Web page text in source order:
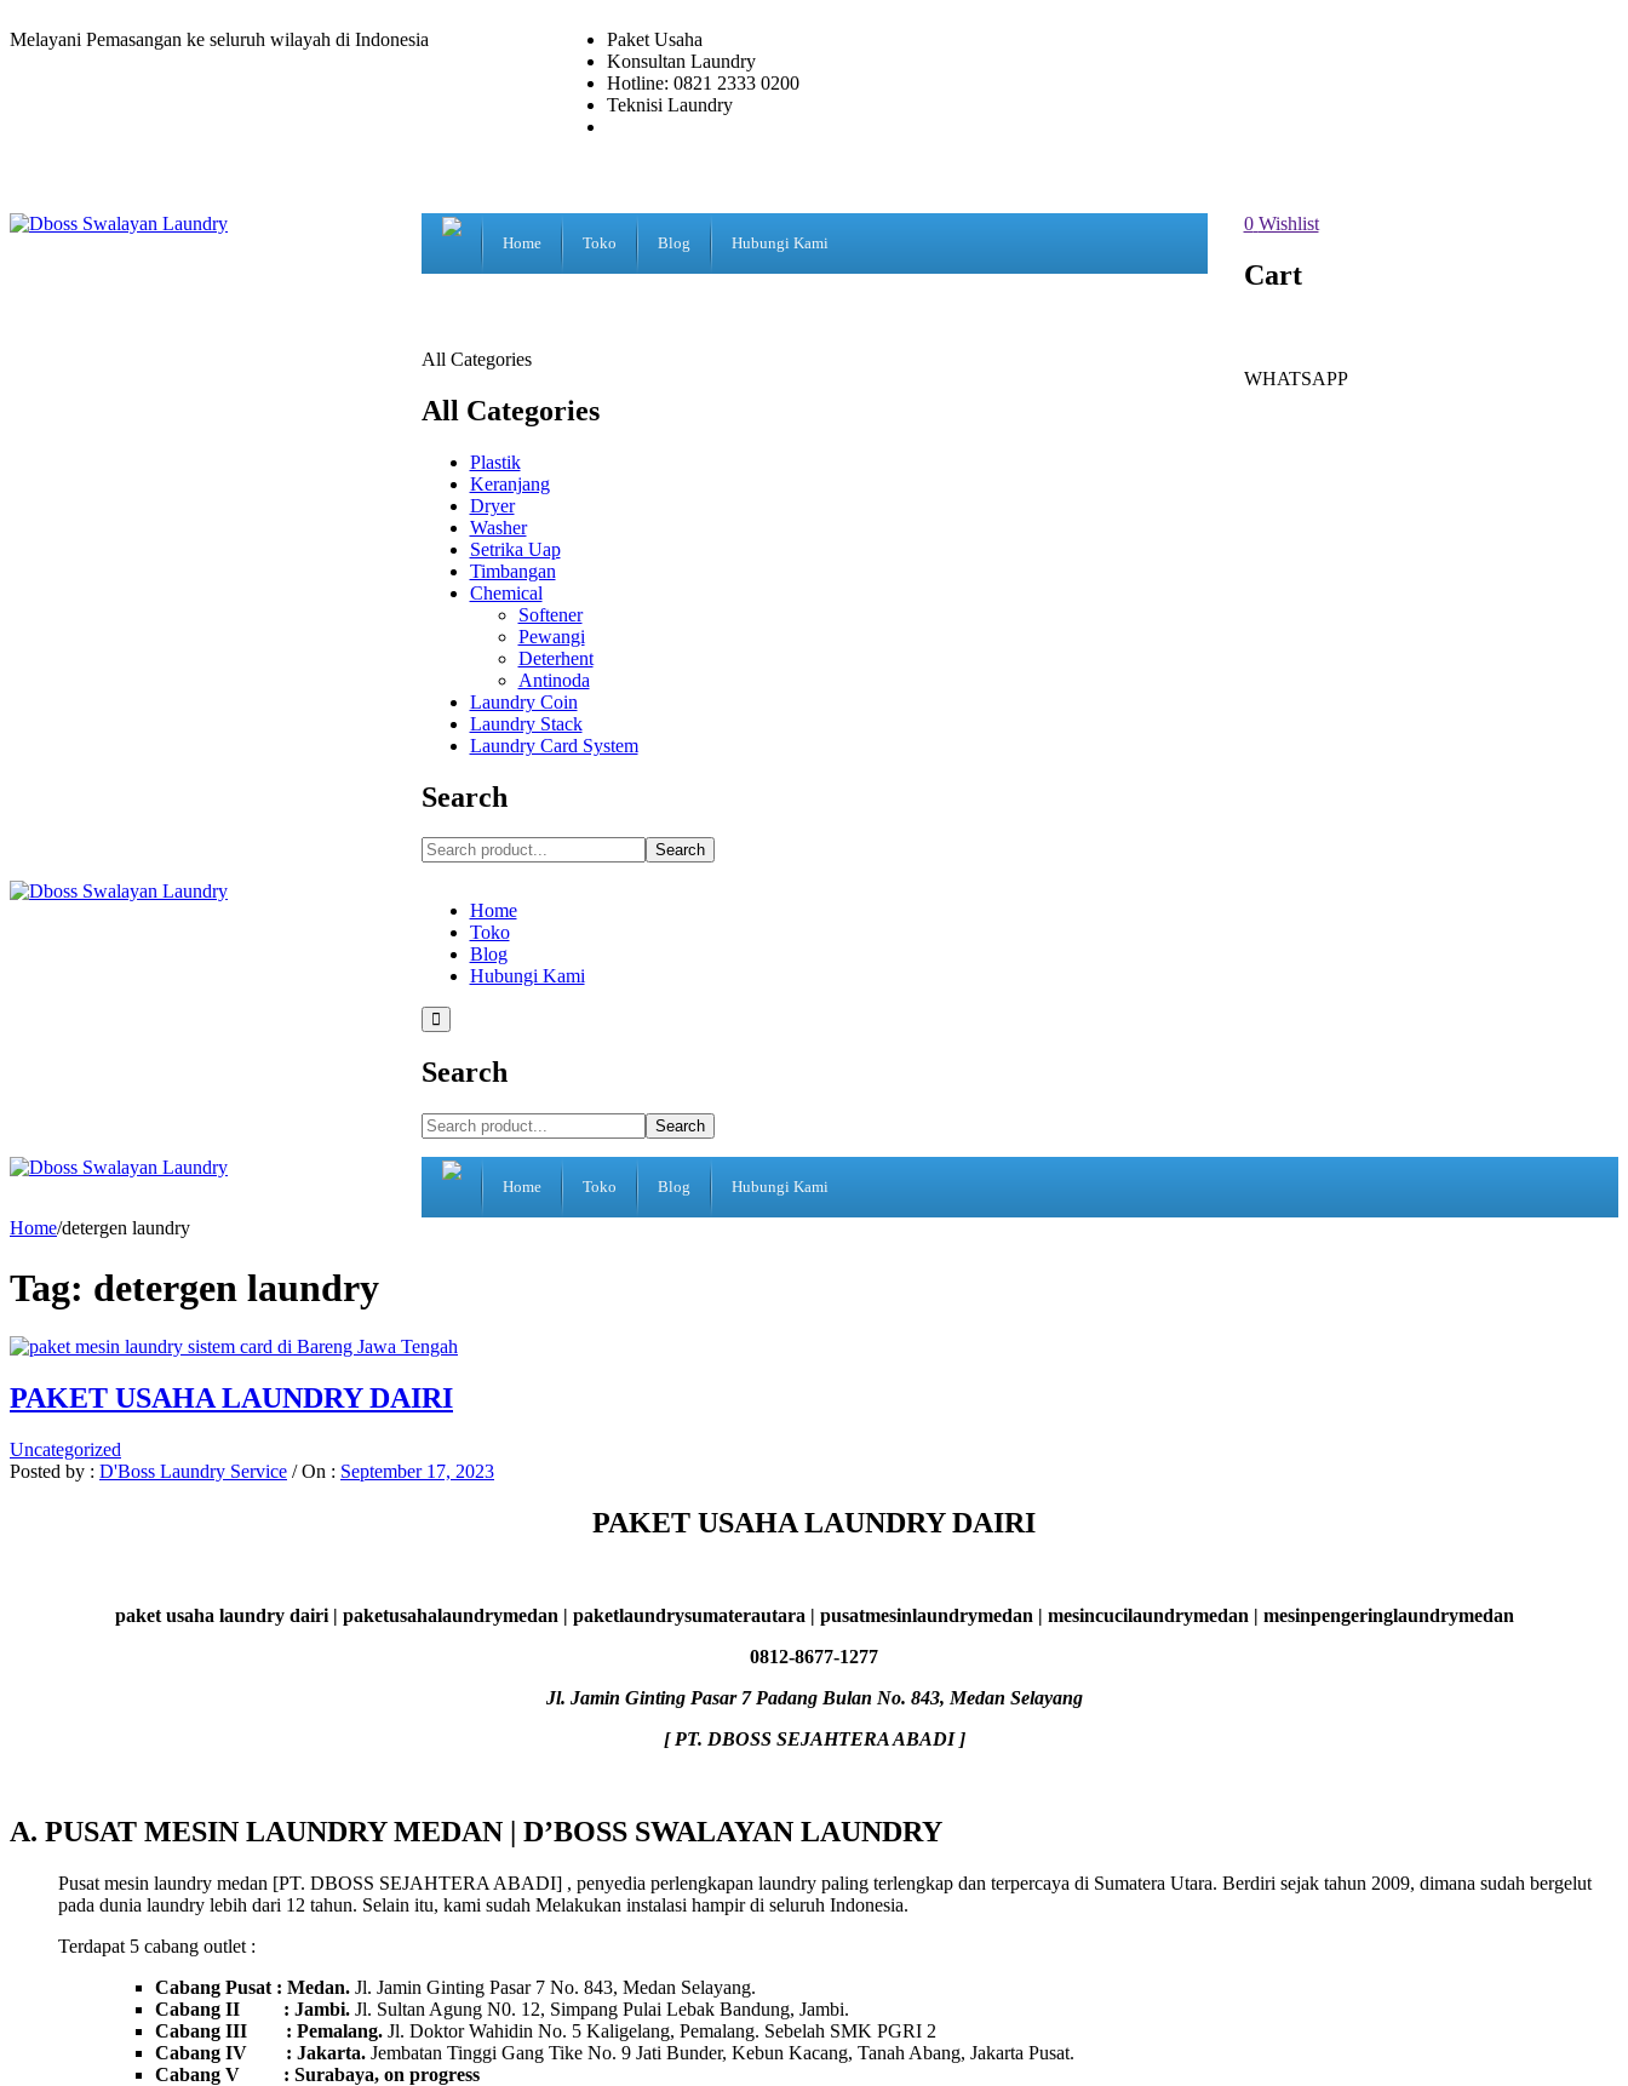
Melayani Pemasangan ke seluruh wilayah di Indonesia
Paket Usaha
Konsultan Laundry
Hotline: 0821 2333 0200
Teknisi Laundry
Home Toko Blog Hubungi Kami
0 Wishlist
Cart
All Categories
All Categories
Plastik
Keranjang
Dryer
Washer
Setrika Uap
Timbangan
Chemical
Softener
Pewangi
Deterhent
Antinoda
Laundry Coin
Laundry Stack
Laundry Card System
Search
Search
WHATSAPP
Home
Toko
Blog
Hubungi Kami
Search
Search
Home Toko Blog Hubungi Kami
Home/detergen laundry
Tag: detergen laundry
PAKET USAHA LAUNDRY DAIRI
Uncategorized
Posted by : D'Boss Laundry Service / On : September 17, 2023
PAKET USAHA LAUNDRY DAIRI
paket usaha laundry dairi | paketusahalaundrymedan | paketlaundrysumaterautara | pusatmesinlaundrymedan | mesincucilaundrymedan | mesinpengeringlaundrymedan
0812-8677-1277
Jl. Jamin Ginting Pasar 7 Padang Bulan No. 843, Medan Selayang
[ PT. DBOSS SEJAHTERA ABADI ]
A. PUSAT MESIN LAUNDRY MEDAN | D’BOSS SWALAYAN LAUNDRY
Pusat mesin laundry medan [PT. DBOSS SEJAHTERA ABADI] , penyedia perlengkapan laundry paling terlengkap dan terpercaya di Sumatera Utara. Berdiri sejak tahun 2009, dimana sudah bergelut
pada dunia laundry lebih dari 12 tahun. Selain itu, kami sudah Melakukan instalasi hampir di seluruh Indonesia.
Terdapat 5 cabang outlet :
Cabang Pusat : Medan. Jl. Jamin Ginting Pasar 7 No. 843, Medan Selayang.
Cabang II : Jambi. Jl. Sultan Agung N0. 12, Simpang Pulai Lebak Bandung, Jambi.
Cabang III : Pemalang. Jl. Doktor Wahidin No. 5 Kaligelang, Pemalang. Sebelah SMK PGRI 2
Cabang IV : Jakarta. Jembatan Tinggi Gang Tike No. 9 Jati Bunder, Kebun Kacang, Tanah Abang, Jakarta Pusat.
Cabang V : Surabaya, on progress